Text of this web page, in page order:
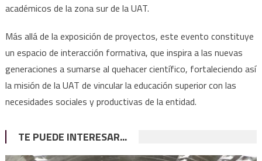
académicos de la zona sur de la UAT.
Más allá de la exposición de proyectos, este evento constituye
un espacio de interacción formativa, que inspira a las nuevas
generaciones a sumarse al quehacer científico, fortaleciendo así
la misión de la UAT de vincular la educación superior con las
necesidades sociales y productivas de la entidad.
TE PUEDE INTERESAR...